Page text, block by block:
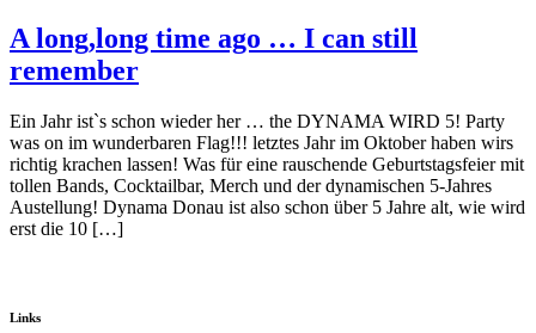
A long,long time ago … I can still
remember
Ein Jahr ist`s schon wieder her … the DYNAMA WIRD 5! Party
was on im wunderbaren Flag!!! letztes Jahr im Oktober haben wirs
richtig krachen lassen! Was für eine rauschende Geburtstagsfeier mit
tollen Bands, Cocktailbar, Merch und der dynamischen 5-Jahres
Austellung! Dynama Donau ist also schon über 5 Jahre alt, wie wird
erst die 10 […]
Links